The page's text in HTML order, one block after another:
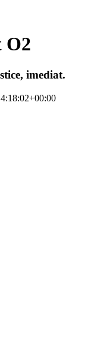
O2
imediat.